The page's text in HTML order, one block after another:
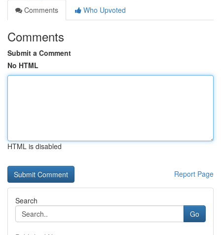
Comments
Who Upvoted
Comments
Submit a Comment
No HTML
HTML is disabled
Report Page
Search
Go